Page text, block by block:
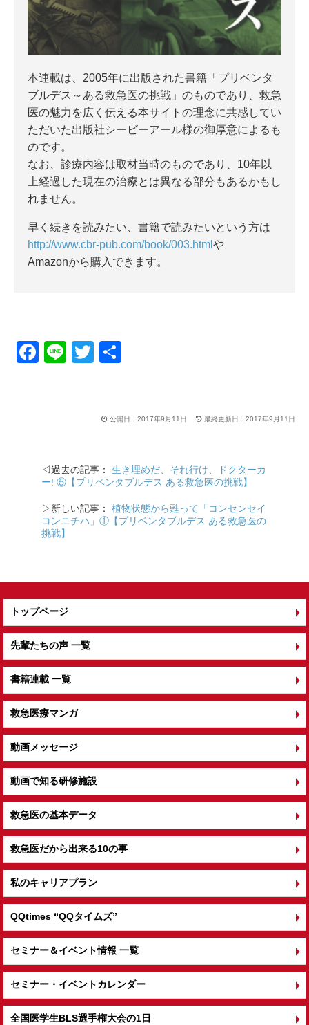
本連載は、2005年に出版された書籍「プリベンタ
ブルデス～ある救急医の挑戦」のものであり、救急
医の魅力を広く伝える本サイトの理念に共感してい
ただいた出版社シービーアール様の御厚意によるも
のです。
なお、診療内容は取材当時のものであり、10年以
上経過した現在の治療とは異なる部分もあるかもし
れません。
早く続きを読みたい、書籍で読みたいという方は
http://www.cbr-pub.com/book/003.html や
Amazonから購入できます。
F
o
o
k
Li
T
er公開日：2017年9月11日 最終更新日：2017年9月11日
◁過去の記事： 生き埋めだ、それ行け、ドクターカ
ー! ⑤【プリベンタブルデス ある救急医の挑戦】
▷新しい記事： 植物状態から甦って「コンセンセイ
コンニチハ」①【プリベンタブルデス ある救急医の
挑戦】
トップページ
先輩たちの声 一覧
書籍連載 一覧
救急医療マンガ
動画メッセージ
動画で知る研修施設
救急医の基本データ
救急医だから出来る10の事
私のキャリアプラン
QQtimes “QQタイムズ”
セミナー＆イベント情報 一覧
セミナー・イベントカレンダー
全国医学生BLS選手権大会の1日